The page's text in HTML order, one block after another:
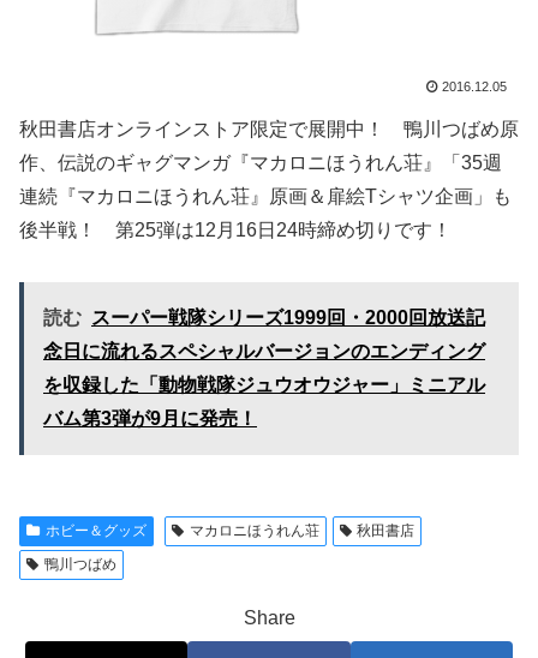
2016.12.05
秋田書店オンラインストア限定で展開中！ 鴨川つばめ原
作、伝説のギャグマンガ『マカロニほうれん荘』「35週
連続『マカロニほうれん荘』原画＆扉絵Tシャツ企画」も
後半戦！ 第25弾は12月16日24時締め切りです！
読む スーパー戦隊シリーズ1999回・2000回放送記
念日に流れるスペシャルバージョンのエンディング
を収録した「動物戦隊ジュウオウジャー」ミニアル
バム第3弾が9月に発売！
ホビー＆グッズ マカロニほうれん荘
秋田書店
鴨川つばめ
Share